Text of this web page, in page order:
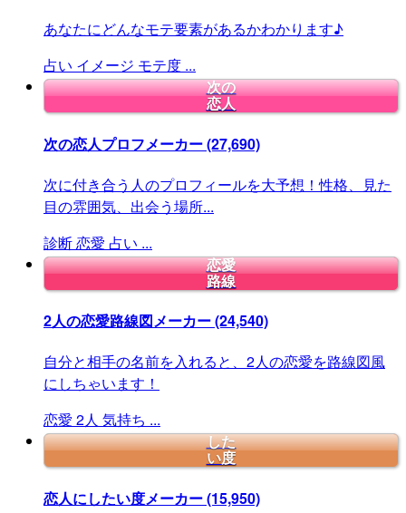
あなたにどんなモテ要素があるかわかります♪
占い イメージ モテ度 ...
次の
恋人
次の恋人プロフメーカー(27,690)
次に付き合う人のプロフィールを大予想！性格、見た
目の雰囲気、出会う場所...
診断恋愛 占い ...
恋愛
路線
2人の恋愛路線図メーカー(24,540)
自分と相手の名前を入れると、2人の恋愛を路線図風
にしちゃいます！
恋愛 2人 気持ち ...
した
い度
恋人にしたい度メーカー(15,950)